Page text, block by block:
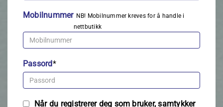
Mobilnummer NB! Mobilnummer kreves for å handle i
nettbutikk
Passord*
Når du registrerer deg som bruker, samtykker